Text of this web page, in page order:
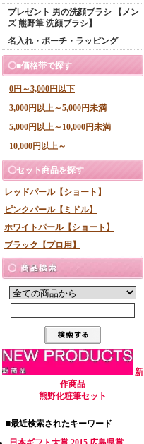
プレゼント 男の洗顔ブラシ 【メン
ズ 熊野筆 洗顔ブラシ】
名入れ・ポーチ・ラッピング
■価格帯で探す
0円～3,000円以下
3,000円以上～5,000円未満
5,000円以上～10,000円未満
10,000円以上～
セット商品を探す
レッドパール【ショート】
ピンクパール【ミドル】
ホワイトパール【ショート】
ブラック【プロ用】
新
作商品
熊野化粧筆セット
■最近検索されたキーワード